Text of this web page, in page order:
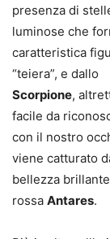
presenza di
luminose che
caratteristica
“teiera”, e dallo
Scorpione,
facile da
con il nostro
viene catturato
bellezza
rossa Antares.